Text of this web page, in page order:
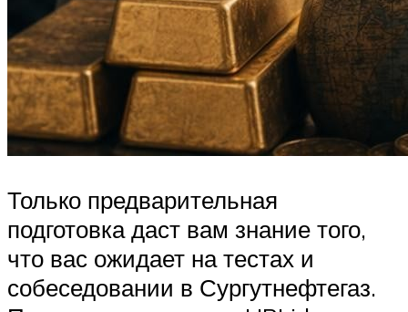
Только предварительная
подготовка даст вам знание того,
что вас ожидает на тестах и
собеседовании в Сургутнефтегаз.